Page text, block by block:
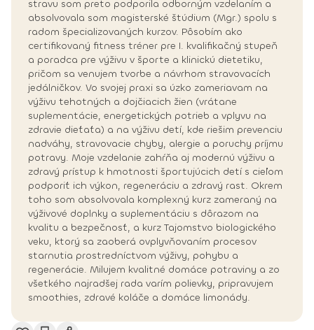
stravu som preto podporila odborným vzdelaním a
absolvovala som magisterské štúdium (Mgr.) spolu s
radom špecializovaných kurzov. Pôsobím ako
certifikovaný fitness tréner pre I. kvalifikačný stupeň
a poradca pre výživu v športe a klinickú dietetiku,
pričom sa venujem tvorbe a návrhom stravovacích
jedálničkov. Vo svojej praxi sa úzko zameriavam na
výživu tehotných a dojčiacich žien (vrátane
suplementácie, energetických potrieb a vplyvu na
zdravie dieťaťa) a na výživu detí, kde riešim prevenciu
nadváhy, stravovacie chyby, alergie a poruchy príjmu
potravy. Moje vzdelanie zahŕňa aj modernú výživu a
zdravý prístup k hmotnosti športujúcich detí s cieľom
podporiť ich výkon, regeneráciu a zdravý rast. Okrem
toho som absolvovala komplexný kurz zameraný na
výživové doplnky a suplementáciu s dôrazom na
kvalitu a bezpečnosť, a kurz Tajomstvo biologického
veku, ktorý sa zaoberá ovplyvňovaním procesov
starnutia prostredníctvom výživy, pohybu a
regenerácie. Milujem kvalitné domáce potraviny a zo
všetkého najradšej rada varím polievky, pripravujem
smoothies, zdravé koláče a domáce limonády.